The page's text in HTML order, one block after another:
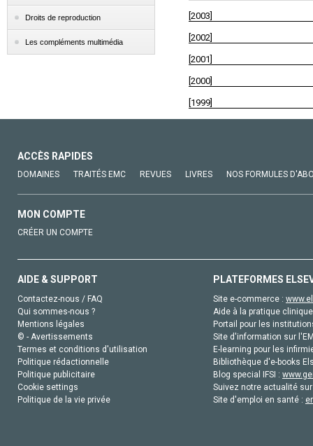
Droits de reproduction
Les compléments multimédia
[2003]
[2002]
[2001]
[2000]
[1999]
ACCÈS RAPIDES
DOMAINES TRAITÉS EMC REVUES LIVRES NOS FORMULES
MON COMPTE
CRÉER UN COMPTE
AIDE & SUPPORT
Contactez-nous / FAQ
Qui sommes-nous ?
Mentions légales
© - Avertissements
Termes et conditions d'utilisation
Politique rédactionnelle
Politique publicitaire
Cookie settings
Politique de la vie privée
PLATEFORMES
Site e-commerce :
Aide à la pratique
Portail pour les
Site d'information sur
E-learning pour les
Bibliothèque d'e-books
Blog special IFSI :
Suivez notre actualité
Site d'emploi en santé :